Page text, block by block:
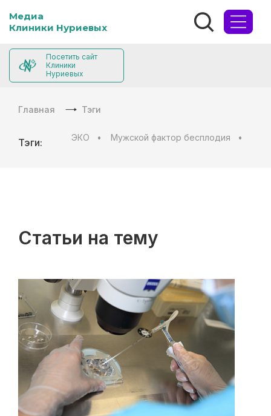
Медиа
Клиники Нуриевых
Посетить сайт
Клиники
Нуриевых
Главная Тэги
Тэги: ЭКО Мужской фактор бесплодия
Статьи на тему